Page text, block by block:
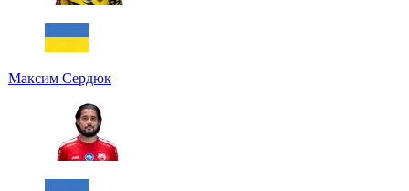
Максим Сердюк